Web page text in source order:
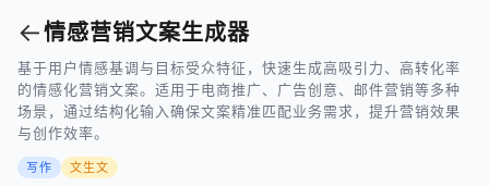
←情感营销文案生成器
基于用户情感基调与目标受众特征，快速生成高吸引力、高转化率
的情感化营销文案。适用于电商推广、广告创意、邮件营销等多种
场景，通过结构化输入确保文案精准匹配业务需求，提升营销效果
与创作效率。
写作 文生文